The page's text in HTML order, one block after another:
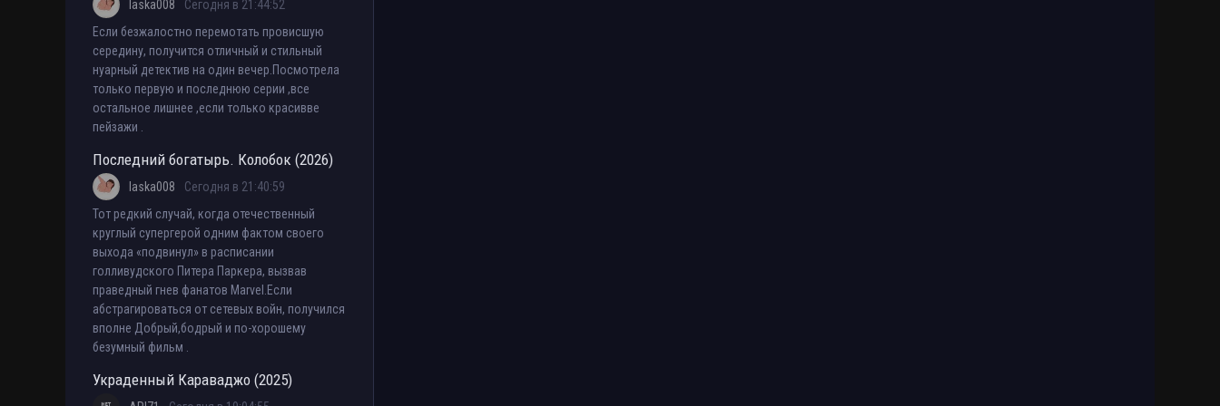
laska008
Сегодня в 21:44:52
Если безжалостно перемотать провисшую
середину, получится отличный и стильный
нуарный детектив на один вечер.Посмотрела
только первую и последнюю серии ,все
остальное лишнее ,если только красивве
пейзажи .
Последний богатырь. Колобок (2026)
laska008
Сегодня в 21:40:59
Тот редкий случай, когда отечественный
круглый супергерой одним фактом своего
выхода «подвинул» в расписании
голливудского Питера Паркера, вызвав
праведный гнев фанатов Marvel.Если
абстрагироваться от сетевых войн, получился
вполне Добрый,бодрый и по-хорошему
безумный фильм .
Украденный Караваджо (2025)